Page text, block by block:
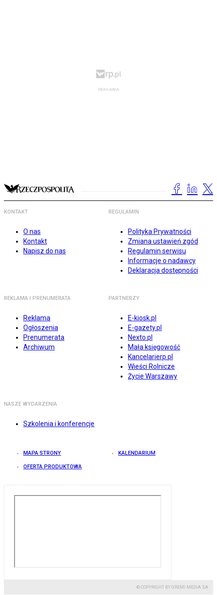
KONTAKT
O nas
Kontakt
Napisz do nas
REGULAMIN
Polityka Prywatności
Zmiana ustawień zgód
Regulamin serwisu
Informacje o nadawcy
Deklaracja dostępności
REKLAMA I PRENUMERATA
Reklama
Ogłoszenia
Prenumerata
Archiwum
PARTNERZY
E-kiosk.pl
E-gazety.pl
Nexto.pl
Mała księgowość
Kancelarierp.pl
Wieści Rolnicze
Życie Warszawy
NASZE WYDARZENIA
Szkolenia i konferencje
MAPA STRONY KALENDARIUM
OFERTA PRODUKTOWA
© COPYRIGHT BY GREMI MEDIA SA